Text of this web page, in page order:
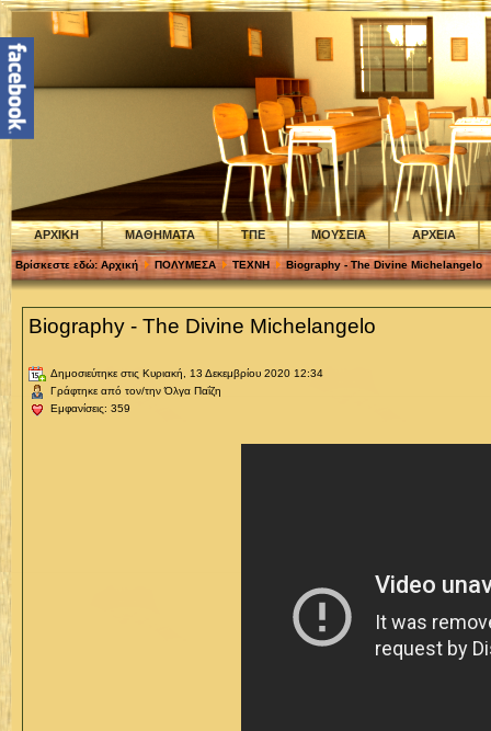
ΑΡΧΙΚΗ ΜΑΘΗΜΑΤΑ ΤΠΕ ΜΟΥΣΕΙΑ ΑΡΧΕΙΑ
Βρίσκεστε εδώ: Αρχική ΠΟΛΥΜΕΣΑ ΤΕΧΝΗ Biography - The Divine Michelangelo
Biography - The Divine Michelangelo
Δημοσιεύτηκε στις Κυριακή, 13 Δεκεμβρίου 2020 12:34
Γράφτηκε από τον/την Όλγα Παΐζη
Εμφανίσεις: 359